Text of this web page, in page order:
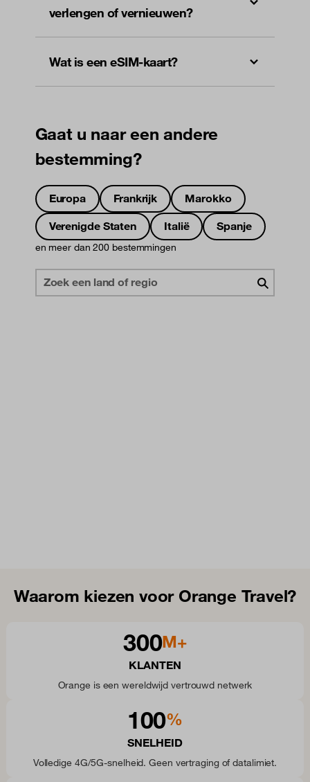
verlengen of vernieuwen?
Wat is een eSIM-kaart?
Gaat u naar een andere
bestemming?
Europa Frankrijk
Marokko
Verenigde Staten
Italië Spanje
en meer dan 200 bestemmingen
Waarom kiezen voor Orange Travel?
300M+
KLANTEN
Orange is een wereldwijd vertrouwd netwerk
100%
SNELHEID
Volledige 4G/5G-snelheid. Geen vertraging of datalimiet.